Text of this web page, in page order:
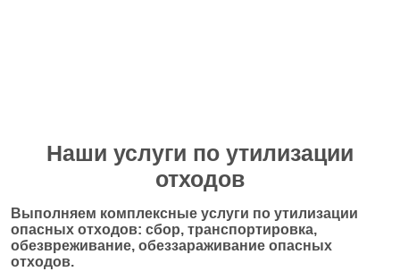
Наши услуги по утилизации
отходов
Выполняем комплексные услуги по утилизации
опасных отходов: сбор, транспортировка,
обезвреживание, обеззараживание опасных
отходов.